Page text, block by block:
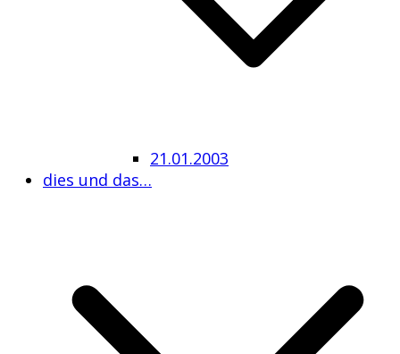
21.01.2003
dies und das…